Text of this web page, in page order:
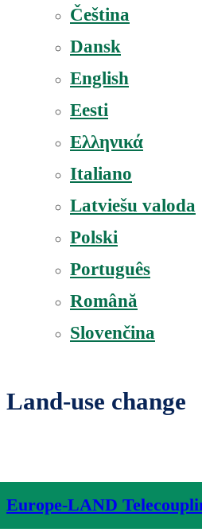
Čeština
Dansk
English
Eesti
Ελληνικά
Italiano
Latviešu valoda
Polski
Português
Română
Slovenčina
Land-use change
Europe-LAND